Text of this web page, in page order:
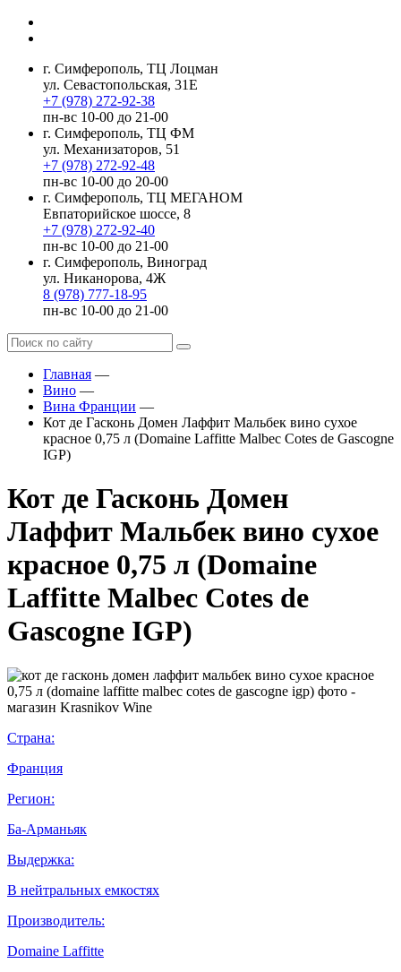
г. Симферополь, ТЦ Лоцман
ул. Севастопольская, 31Е
+7 (978) 272-92-38
пн-вс 10-00 до 21-00
г. Симферополь, ТЦ ФМ
ул. Механизаторов, 51
+7 (978) 272-92-48
пн-вс 10-00 до 20-00
г. Симферополь, ТЦ МЕГАНОМ
Евпаторийское шоссе, 8
+7 (978) 272-92-40
пн-вс 10-00 до 21-00
г. Симферополь, Виноград
ул. Никанорова, 4Ж
8 (978) 777-18-95
пн-вс 10-00 до 21-00
Главная —
Вино —
Вина Франции —
Кот де Гасконь Домен Лаффит Мальбек вино сухое
красное 0,75 л (Domaine Laffitte Malbec Cotes de Gascogne
IGP)
Кот де Гасконь Домен
Лаффит Мальбек вино сухое
красное 0,75 л (Domaine
Laffitte Malbec Cotes de
Gascogne IGP)
Страна:
Франция
Регион:
Ба-Арманьяк
Выдержка:
В нейтральных емкостях
Производитель:
Domaine Laffitte